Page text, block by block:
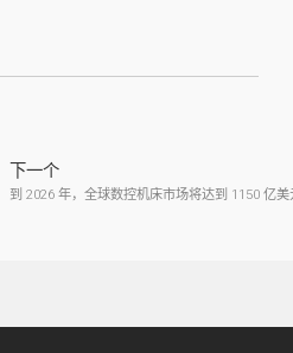
下一个
到 2026 年，全球数控机床市场将达到 1150 亿美